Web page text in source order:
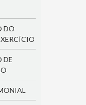
DO
DE